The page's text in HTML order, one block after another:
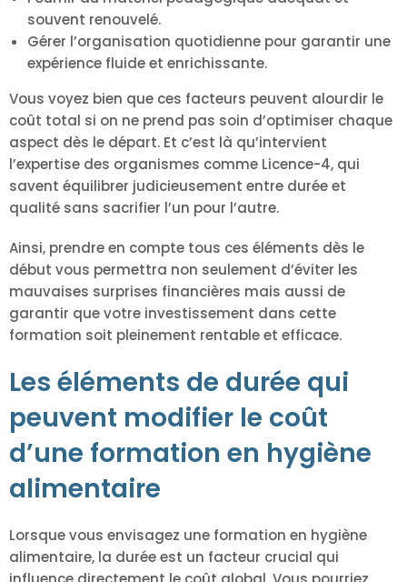
souvent renouvelé.
Gérer l’organisation quotidienne pour garantir une
expérience fluide et enrichissante.
Vous voyez bien que ces facteurs peuvent alourdir le
coût total si on ne prend pas soin d’optimiser chaque
aspect dès le départ. Et c’est là qu’intervient
l’expertise des organismes comme Licence-4, qui
savent équilibrer judicieusement entre durée et
qualité sans sacrifier l’un pour l’autre.
Ainsi, prendre en compte tous ces éléments dès le
début vous permettra non seulement d’éviter les
mauvaises surprises financières mais aussi de
garantir que votre investissement dans cette
formation soit pleinement rentable et efficace.
Les éléments de durée qui
peuvent modifier le coût
d’une formation en hygiène
alimentaire
Lorsque vous envisagez une formation en hygiène
alimentaire, la durée est un facteur crucial qui